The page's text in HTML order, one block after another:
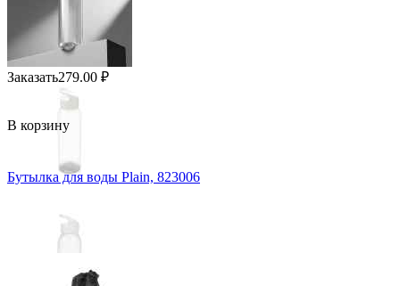
Заказать279.00 ₽
В корзину
Бутылка для воды Plain, 823006